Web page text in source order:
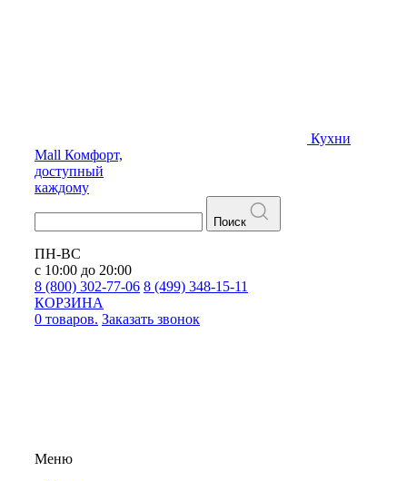
Кухни
Mall Комфорт,
доступный
каждому
Поиск
ПН-ВС
с 10:00 до 20:00
8 (800) 302-77-06 8 (499) 348-15-11
КОРЗИНА
0 товаров. Заказать звонок
Меню